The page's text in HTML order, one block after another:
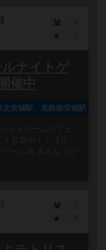
1
1
ルナイトゲ
催中
安城駅、名鉄南安城駅
ャｘゲームカフェ
営業中！！【月
ーム会 みんなでが
1